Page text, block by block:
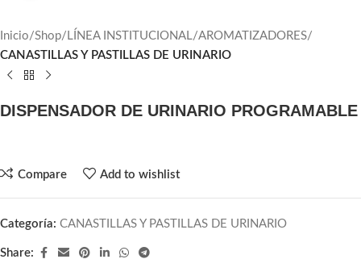
Inicio Shop LÍNEA INSTITUCIONAL AROMATIZADORES
CANASTILLAS Y PASTILLAS DE URINARIO
DISPENSADOR DE URINARIO PROGRAMABLE
Compare Add to wishlist
Categoría: CANASTILLAS Y PASTILLAS DE URINARIO
Share: